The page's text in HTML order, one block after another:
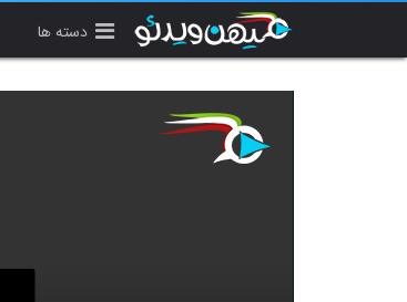
دسته ها